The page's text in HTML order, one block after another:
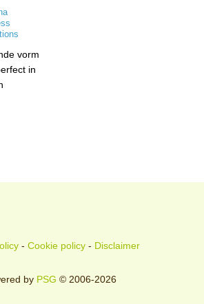
vorm
in
- Cookie policy- Disclaimer
by PSG © 2006-2026